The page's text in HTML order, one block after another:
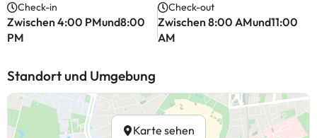
Check-in
Zwischen 4:00 PMund8:00
PM
Check-out
Zwischen 8:00 AMund11:00
AM
Standort und Umgebung
Karte sehen